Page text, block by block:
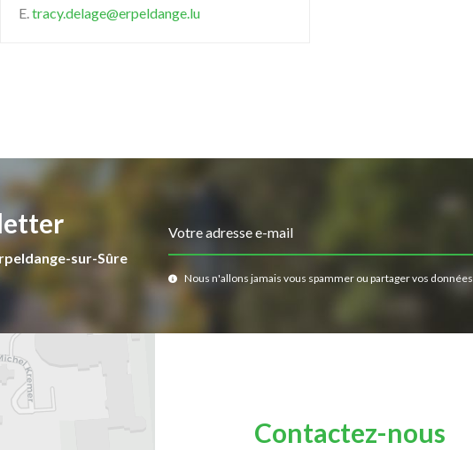
E.tracy.delage@erpeldange.lu
sur-Sûre
Nous n'allons jamais vous spammer ou partager vos données
Contactez-nous